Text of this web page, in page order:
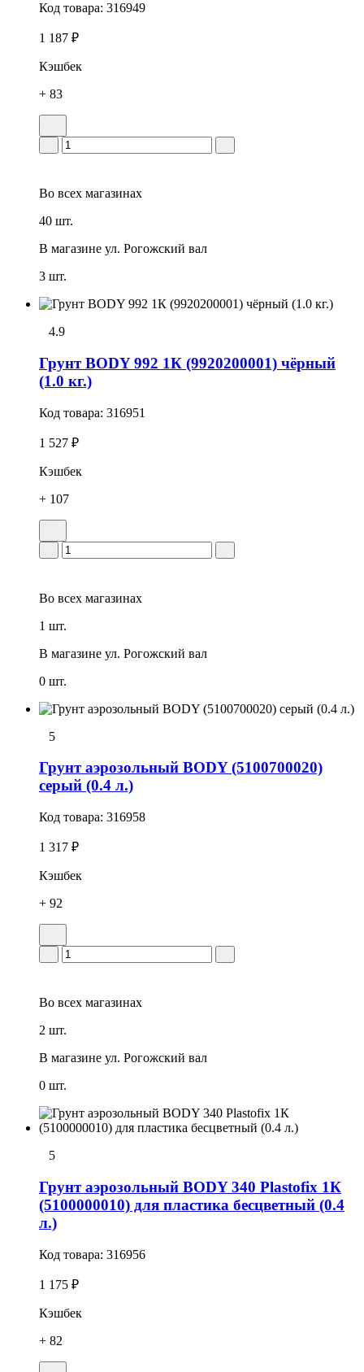
Код товара: 316949
1 187 ₽
Кэшбек
+ 83
Во всех магазинах
40 шт.
В магазине ул. Рогожский вал
3 шт.
4.9
Грунт BODY 992 1К (9920200001) чёрный
(1.0 кг.)
Код товара: 316951
1 527 ₽
Кэшбек
+ 107
Во всех магазинах
1 шт.
В магазине ул. Рогожский вал
0 шт.
5
Грунт аэрозольный BODY (5100700020)
серый (0.4 л.)
Код товара: 316958
1 317 ₽
Кэшбек
+ 92
Во всех магазинах
2 шт.
В магазине ул. Рогожский вал
0 шт.
5
Грунт аэрозольный BODY 340 Plastofix 1К
(5100000010) для пластика бесцветный (0.4
л.)
Код товара: 316956
1 175 ₽
Кэшбек
+ 82